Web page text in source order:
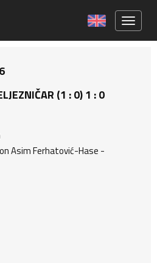
(1 : 0) 1 : 0
Asim Ferhatović-Hase -